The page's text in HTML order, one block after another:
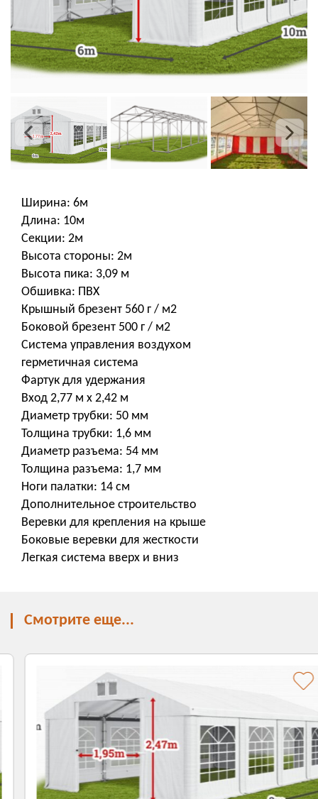
Ширина: 6м
Длина: 10м
Секции: 2м
Высота стороны: 2м
Высота пика: 3,09 м
Обшивка: ПВХ
Крышный брезент 560 г / м2
Боковой брезент 500 г / м2
Система управления воздухом
герметичная система
Фартук для удержания
Вход 2,77 м x 2,42 м
Диаметр трубки: 50 мм
Толщина трубки: 1,6 мм
Диаметр разъема: 54 мм
Толщина разъема: 1,7 мм
Ноги палатки: 14 см
Дополнительное строительство
Веревки для крепления на крыше
Боковые веревки для жесткости
Легкая система вверх и вниз
Смотрите еще...